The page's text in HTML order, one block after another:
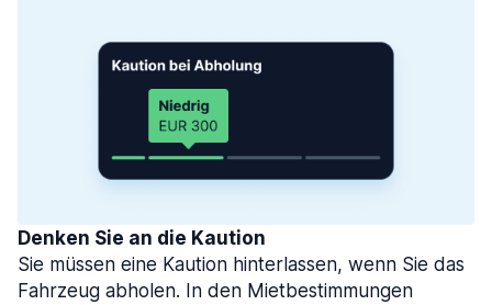
Denken Sie an die Kaution
Sie müssen eine Kaution hinterlassen, wenn Sie das
Fahrzeug abholen. In den Mietbestimmungen